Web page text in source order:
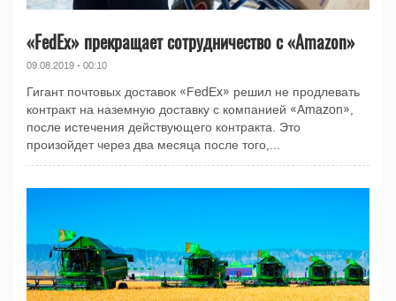
«FedEx» прекращает сотрудничество с «Amazon»
09.08.2019 - 00:10
Гигант почтовых доставок «FedEx» решил не продлевать
контракт на наземную доставку с компанией «Amazon»,
после истечения действующего контракта. Это
произойдет через два месяца после того,...